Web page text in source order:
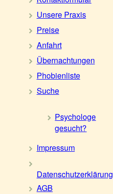
Unsere Praxis
Preise
Anfahrt
Übernachtungen
Phobienliste
Suche
Psychologe
gesucht?
Impressum
Datenschutzerklärung
AGB